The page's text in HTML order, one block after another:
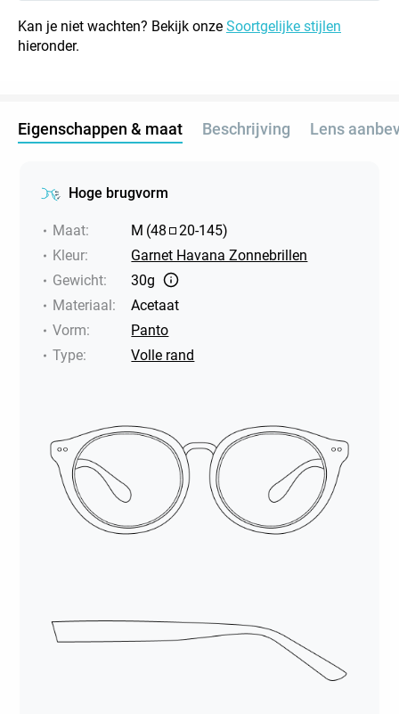
Kan je niet wachten? Bekijk onze Soortgelijke stijlen
hieronder.
Eigenschappen & maat Beschrijving Lens
Hoge brugvorm
Maat: M (48 20-145)
Kleur:
Garnet Havana Zonnebrillen
Gewicht:
30g
Materiaal:
Acetaat
Vorm:
Panto
Type: Volle rand